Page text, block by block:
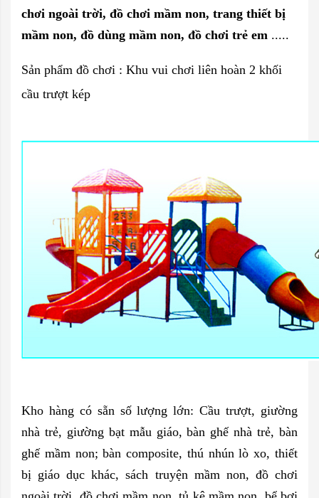
chơi ngoài trời, đồ chơi mầm non, trang thiết bị
mầm non, đồ dùng mầm non, đồ chơi trẻ em .....
Sản phẩm đồ chơi : Khu vui chơi liên hoàn 2 khối
cầu trượt kép
Kho hàng có sẵn số lượng lớn: Cầu trượt, giường
nhà trẻ, giường bạt mẫu giáo, bàn ghế nhà trẻ, bàn
ghế mầm non; bàn composite, thú nhún lò xo, thiết
bị giáo dục khác, sách truyện mầm non, đồ chơi